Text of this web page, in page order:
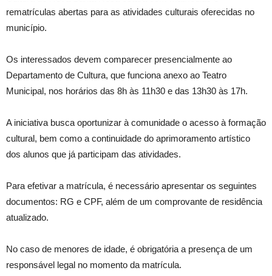
rematrículas abertas para as atividades culturais oferecidas no
município.
Os interessados devem comparecer presencialmente ao
Departamento de Cultura, que funciona anexo ao Teatro
Municipal, nos horários das 8h às 11h30 e das 13h30 às 17h.
A iniciativa busca oportunizar à comunidade o acesso à formação
cultural, bem como a continuidade do aprimoramento artístico
dos alunos que já participam das atividades.
Para efetivar a matrícula, é necessário apresentar os seguintes
documentos: RG e CPF, além de um comprovante de residência
atualizado.
No caso de menores de idade, é obrigatória a presença de um
responsável legal no momento da matrícula.